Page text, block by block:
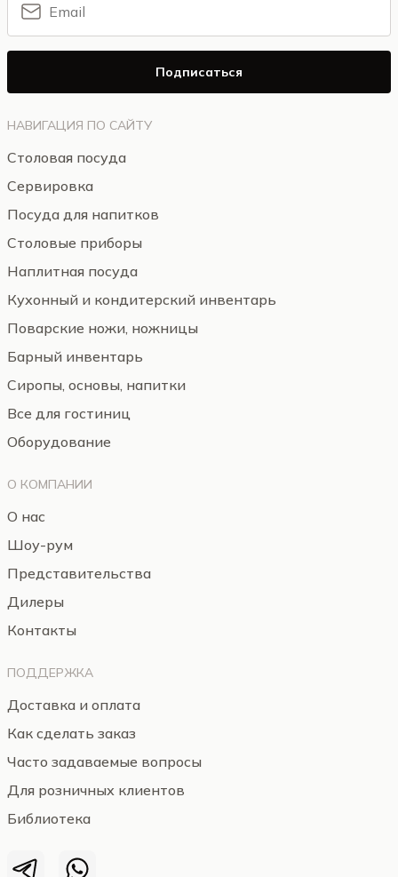
НАВИГАЦИЯ ПО САЙТУ
Столовая посуда
Сервировка
Посуда для напитков
Столовые приборы
Наплитная посуда
Кухонный и кондитерский инвентарь
Поварские ножи, ножницы
Барный инвентарь
Сиропы, основы, напитки
Все для гостиниц
Оборудование
О КОМПАНИИ
О нас
Шоу-рум
Представительства
Дилеры
Контакты
ПОДДЕРЖКА
Доставка и оплата
Как сделать заказ
Часто задаваемые вопросы
Для розничных клиентов
Библиотека
Подписаться